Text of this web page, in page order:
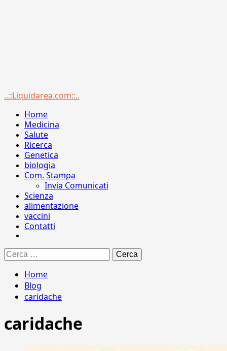
Menu
..::Liquidarea.com::..
Home
Medicina
Salute
Ricerca
Genetica
biologia
Com. Stampa
Invia Comunicati
Scienza
alimentazione
vaccini
Contatti
Ricerca
per:
Home
Blog
caridache
caridache